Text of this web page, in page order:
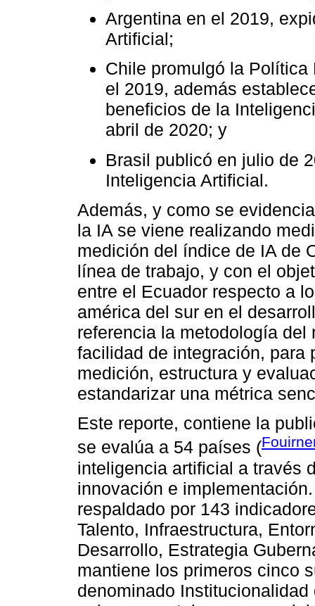
Argentina en el 2019,
Artificial;
Chile promulgó la
el 2019, además
beneficios de la
abril de 2020; y
Brasil publicó en julio de
Inteligencia Artificial.
Además, y como se
la IA se viene realizando
medición del índice de IA de
línea de trabajo, y con el
entre el Ecuador respecto a
américa del sur en el
referencia la metodología del
facilidad de integración, para
medición, estructura y
estandarizar una métrica
Este reporte, contiene la
se evalúa a 54 países (
inteligencia artificial a través
innovación e
respaldado por 143
Talento, Infraestructura,
Desarrollo, Estrategia
mantiene los primeros cinco
denominado